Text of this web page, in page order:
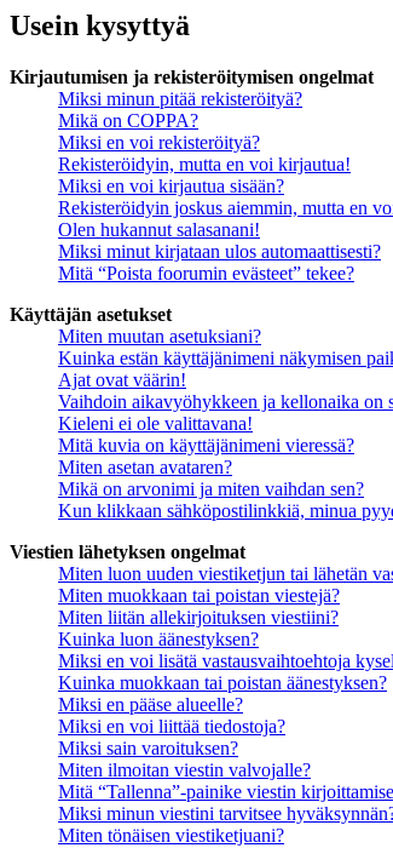
Usein kysyttyä
Kirjautumisen ja rekisteröitymisen ongelmat
Miksi minun pitää rekisteröityä?
Mikä on COPPA?
Miksi en voi rekisteröityä?
Rekisteröidyin, mutta en voi kirjautua!
Miksi en voi kirjautua sisään?
Rekisteröidyin joskus aiemmin, mutta en
Olen hukannut salasanani!
Miksi minut kirjataan ulos automaattisesti?
Mitä “Poista foorumin evästeet” tekee?
Käyttäjän asetukset
Miten muutan asetuksiani?
Kuinka estän käyttäjänimeni näkymisen
Ajat ovat väärin!
Vaihdoin aikavyöhykkeen ja kellonaika on
Kieleni ei ole valittavana!
Mitä kuvia on käyttäjänimeni vieressä?
Miten asetan avataren?
Mikä on arvonimi ja miten vaihdan sen?
Kun klikkaan sähköpostilinkkiä, minua
Viestien lähetyksen ongelmat
Miten luon uuden viestiketjun tai lähetän
Miten muokkaan tai poistan viestejä?
Miten liitän allekirjoituksen viestiini?
Kuinka luon äänestyksen?
Miksi en voi lisätä vastausvaihtoehtoja
Kuinka muokkaan tai poistan äänestyksen?
Miksi en pääse alueelle?
Miksi en voi liittää tiedostoja?
Miksi sain varoituksen?
Miten ilmoitan viestin valvojalle?
Mitä “Tallenna”-painike viestin
Miksi minun viestini tarvitsee
Miten tönäisen viestiketjuani?